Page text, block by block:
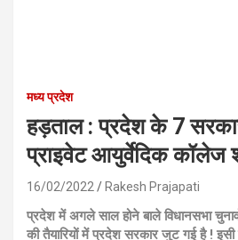
मध्य प्रदेश
हड़ताल : प्रदेश के 7
प्राइवेट आयुर्वेदिक कॉलेज
16/02/2022 Rakesh Prajapati
प्रदेश में अगले साल होने बाले विधानसभा
की तैयारियों में प्रदेश सरकार जुट गई है !